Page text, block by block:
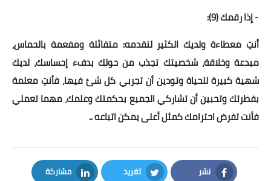
- إذا رقمك (9):
أنتِ معطاءة ولديك الكثير لتقدمه: متفائلة ومفعمة بالحماس،
مبدعة وخلاقة، شخصيتك تجذب من حولك بدفء إحساسك، لديك
شهية كبيرة للحياة وتودين أن تجربي كل شئ فيها، فأنتِ معلمة
بفطرتك وتحبين أن تشاركي الجميع بحكمتك وعلمك، مهما تعملي
فأنت تفرض احترامك كمثل أعلى يمكن اتباعه ..
نشر تغريد مشاركة